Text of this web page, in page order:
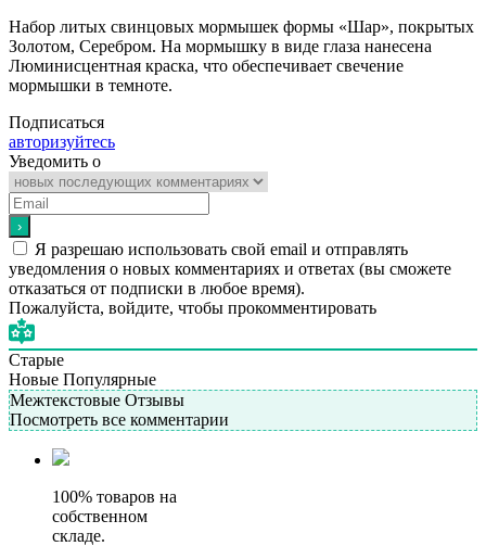
Набор литых свинцовых мормышек формы «Шар», покрытых
Золотом, Серебром. На мормышку в виде глаза нанесена
Люминисцентная краска, что обеспечивает свечение
мормышки в темноте.
Подписаться
авторизуйтесь
Уведомить о
Я разрешаю использовать свой email и отправлять
уведомления о новых комментариях и ответах (вы cможете
отказаться от подписки в любое время).
Пожалуйста, войдите, чтобы прокомментировать
Старые
Новые Популярные
Межтекстовые Отзывы
Посмотреть все комментарии
100% товаров на
собственном
складе.